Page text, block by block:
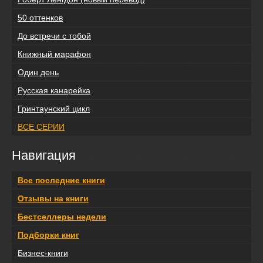
50 оттенков
До встречи с тобой
Книжный марафон
Один день
Русская канарейка
Гринтаунский цикл
ВСЕ СЕРИИ
Навигация
Все последние книги
Отзывы на книги
Бестселлеры недели
Подборки книг
Бизнес-книги